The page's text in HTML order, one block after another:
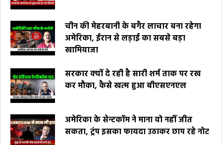
चीन की मेहरबानी के बगैर लाचार बना रहेगा
अमेरिका, ईरान से लड़ाई का सबसे बड़ा
खामियाजा
सरकार क्यों दे रही है सारी शर्म ताक पर रख
कर मौका, कैसे खत्म हुआ बीएसएनएल
अमेरिका के सेन्टकॉम ने माना वो नहीं जीत
सकता, ट्रंप इसका फायदा उठाकर छाप रहे नोट